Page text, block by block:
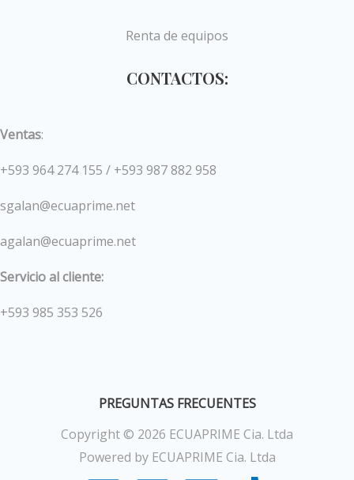
Renta de equipos
CONTACTOS:
Ventas:
+593 964 274 155 / +593 987 882 958
sgalan@ecuaprime.net
agalan@ecuaprime.net
Servicio al cliente:
+593 985 353 526
PREGUNTAS FRECUENTES
Copyright © 2026 ECUAPRIME Cia. Ltda
Powered by ECUAPRIME Cia. Ltda